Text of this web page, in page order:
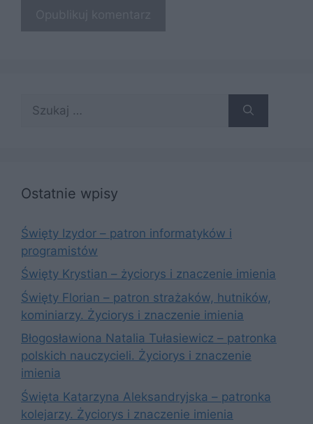
Ostatnie wpisy
Święty Izydor – patron informatyków i
programistów
Święty Krystian – życiorys i znaczenie imienia
Święty Florian – patron strażaków, hutników,
kominiarzy. Życiorys i znaczenie imienia
Błogosławiona Natalia Tułasiewicz – patronka
polskich nauczycieli. Życiorys i znaczenie
imienia
Święta Katarzyna Aleksandryjska – patronka
kolejarzy. Życiorys i znaczenie imienia